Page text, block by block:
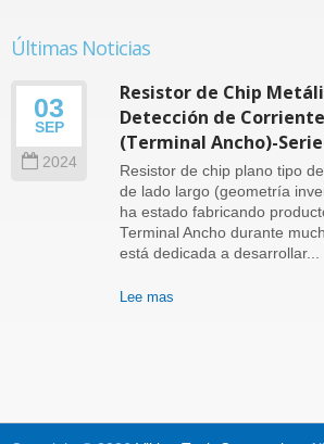
Últimas Noticias
03
SEP
2024
Resistor de Chip
Detección de Corriente
(Terminal Ancho)-Serie
Resistor de chip plano tipo
de lado largo (geometría
ha estado fabricando
Terminal Ancho durante
está dedicada a desarrollar...
Lee mas